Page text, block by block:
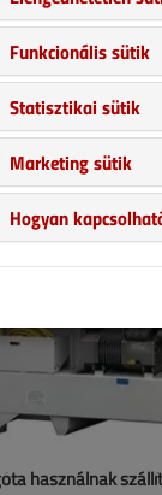
használnak
Funkcionális sütik
Statisztikai sütik
Marketing sütik
Hogyan